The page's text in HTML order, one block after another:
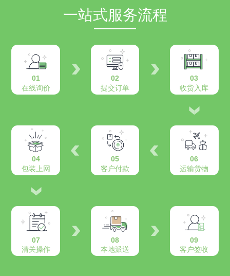
一站式服务流程
01
在线询价
02
提交订单
03
收货入库
04
包装上网
05
客户付款
06
运输货物
07
清关操作
08
本地派送
09
客户签收